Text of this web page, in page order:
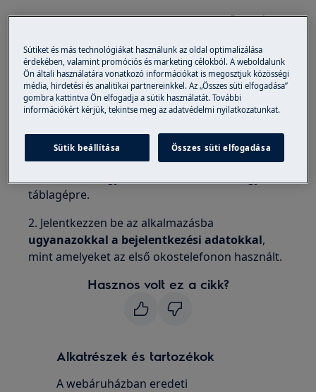
Hogyan csatlakoztathatjuk a sütőt további
Vonatkozik:
CombiSteam Pro intelligens
csatlakoztatású sütő
Válasz:
1. Telepítse aMy Electrolux App / My AEG App
táblagépre.
2. Jelentkezzen be az alkalmazásba
ugyanazokkal a bejelentkezési adatokkal,
mint amelyeket az első okostelefonon használt.
Hasznos volt ez a cikk?
Alkatrészek és tartozékok
A webáruházban eredeti
Sütiket és más technológiákat használunk az oldal optimalizálása
érdekében, valamint promóciós és marketing célokból. A weboldalunk
Ön általi használatára vonatkozó információkat is megosztjuk közösségi
média, hirdetési és analitikai partnereinkkel. Az „Összes süti elfogadása”
gombra kattintva Ön elfogadja a sütik használatát. További
információkért kérjük, tekintse meg az adatvédelmi nyilatkozatunkat.
Sütik beállítása Összes süti elfogadása